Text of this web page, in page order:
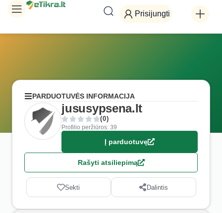
Prisijungti
PARDUOTUVĖS INFORMACIJA
jususypsena.lt
(0)
Profilio peržiūros: 39
Į parduotuvę
Rašyti atsiliepimą
Sekti Dalintis